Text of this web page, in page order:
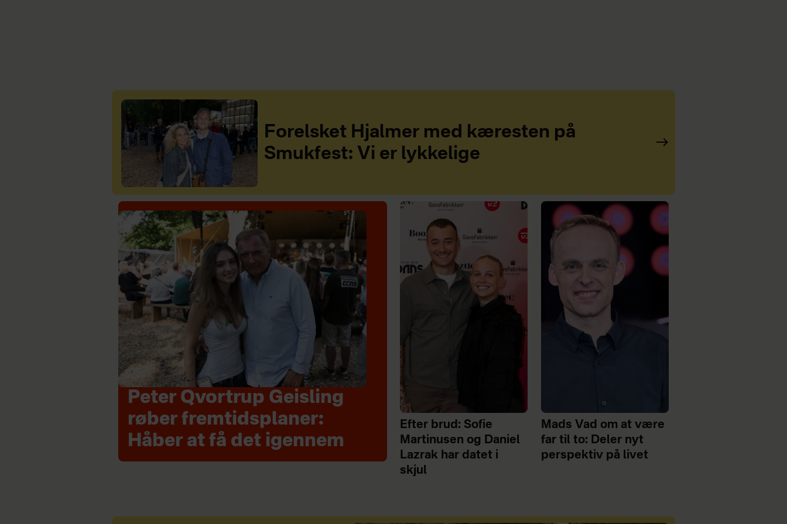
Forelsket Hjalmer med kæresten på
Smukfest: Vi er lykkelige
Peter Qvortrup Geisling
røber fremtidsplaner:
Håber at få det igennem
Efter brud: Sofie
Martinusen og Daniel
Lazrak har datet i
skjul
Mads Vad om at være
far til to: Deler nyt
perspektiv på livet